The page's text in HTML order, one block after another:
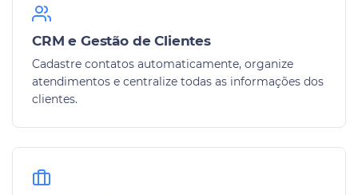
CRM e Gestão de Clientes
Cadastre contatos automaticamente, organize
atendimentos e centralize todas as informações dos
clientes.